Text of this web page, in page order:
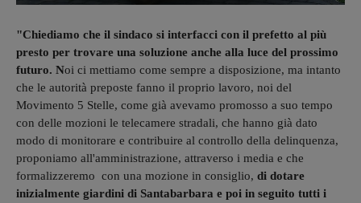
"Chiediamo che il sindaco si interfacci con il prefetto al più
presto per trovare una soluzione anche alla luce del prossimo
futuro. Noi ci mettiamo come sempre a disposizione, ma intanto
che le autorità preposte fanno il proprio lavoro, noi del
Movimento 5 Stelle, come già avevamo promosso a suo tempo
con delle mozioni le telecamere stradali, che hanno già dato
modo di monitorare e contribuire al controllo della delinquenza,
proponiamo all'amministrazione, attraverso i media e che
formalizzeremo con una mozione in consiglio, di dotare
inizialmente giardini di Santabarbara e poi in seguito tutti i